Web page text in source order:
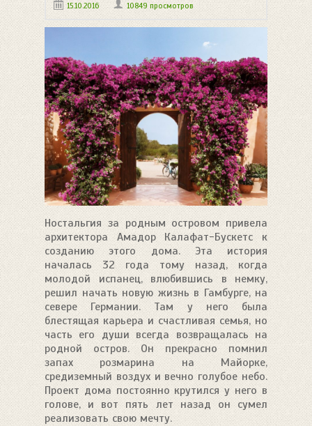
САД
HANDMADE
15.10.2016 10849 просмотров
Ностальгия за родным островом привела
архитектора Амадор Калафат-Бускетс к
созданию этого дома. Эта история
началась 32 года тому назад, когда
молодой испанец, влюбившись в немку,
решил начать новую жизнь в Гамбурге, на
севере Германии. Там у него была
блестящая карьера и счастливая семья, но
часть его души всегда возвращалась на
родной остров. Он прекрасно помнил
запах розмарина на Майорке,
средиземный воздух и вечно голубое небо.
Проект дома постоянно крутился у него в
голове, и вот пять лет назад он сумел
реализовать свою мечту.